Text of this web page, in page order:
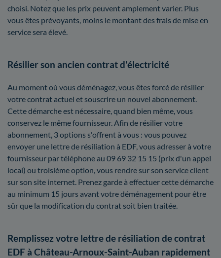
choisi. Notez que les prix peuvent amplement varier. Plus
vous êtes prévoyants, moins le montant des frais de mise en
service sera élevé.
Résilier son ancien contrat d'électricité
Au moment où vous déménagez, vous êtes forcé de résilier
votre contrat actuel et souscrire un nouvel abonnement.
Cette démarche est nécessaire, quand bien même, vous
conservez le même fournisseur. Afin de résilier votre
abonnement, 3 options s'offrent à vous : vous pouvez
envoyer une lettre de résiliation à EDF, vous adresser à votre
fournisseur par téléphone au 09 69 32 15 15 (prix d'un appel
local) ou troisième option, vous rendre sur son service client
sur son site internet. Prenez garde à effectuer cette démarche
au minimum 15 jours avant votre déménagement pour être
sûr que la modification du contrat soit bien traitée.
Remplissez votre lettre de résiliation de contrat
EDF à Château-Arnoux-Saint-Auban rapidement